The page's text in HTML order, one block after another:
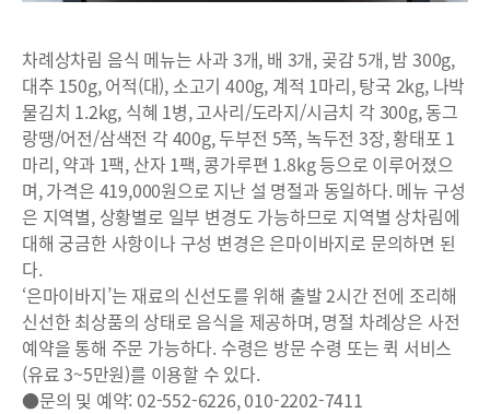
차례상차림 음식 메뉴는 사과 3개, 배 3개, 곶감 5개, 밤 300g,
대추 150g, 어적(대), 소고기 400g, 계적 1마리, 탕국 2kg, 나박
물김치 1.2kg, 식혜 1병, 고사리/도라지/시금치 각 300g, 동그
랑땡/어전/삼색전 각 400g, 두부전 5쪽, 녹두전 3장, 황태포 1
마리, 약과 1팩, 산자 1팩, 콩가루편 1.8kg 등으로 이루어졌으
며, 가격은 419,000원으로 지난 설 명절과 동일하다. 메뉴 구성
은 지역별, 상황별로 일부 변경도 가능하므로 지역별 상차림에
대해 궁금한 사항이나 구성 변경은 은마이바지로 문의하면 된
다.
‘은마이바지’는 재료의 신선도를 위해 출발 2시간 전에 조리해
신선한 최상품의 상태로 음식을 제공하며, 명절 차례상은 사전
예약을 통해 주문 가능하다. 수령은 방문 수령 또는 퀵 서비스
(유료 3~5만원)를 이용할 수 있다.
●문의 및 예약: 02-552-6226, 010-2202-7411